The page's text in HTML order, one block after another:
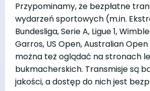
Przypominamy, że bezpłatne
wydarzeń sportowych (m.in.
Bundesliga, Serie A, Ligue 1,
Garros, US Open, Australian
można też oglądać na stronach
bukmacherskich. Transmisje są
jakości, a dostęp do nich jest